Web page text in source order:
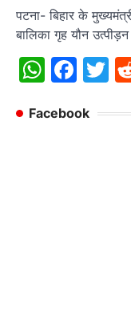
पटना- बिहार के
बालिका गृह यौन
Facebook